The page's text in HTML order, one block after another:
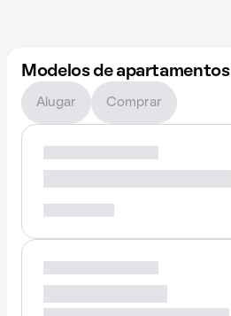
Modelos de apartamentos
Alugar Comprar